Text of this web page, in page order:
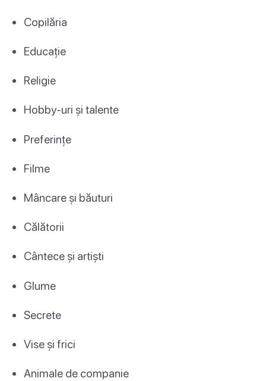
Copilăria
Educație
Religie
Hobby-uri și talente
Preferințe
Filme
Mâncare și băuturi
Călătorii
Cântece și artiști
Glume
Secrete
Vise și frici
Animale de companie